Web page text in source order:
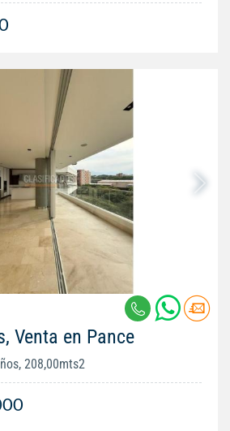
Venta en Pance
208,00mts2